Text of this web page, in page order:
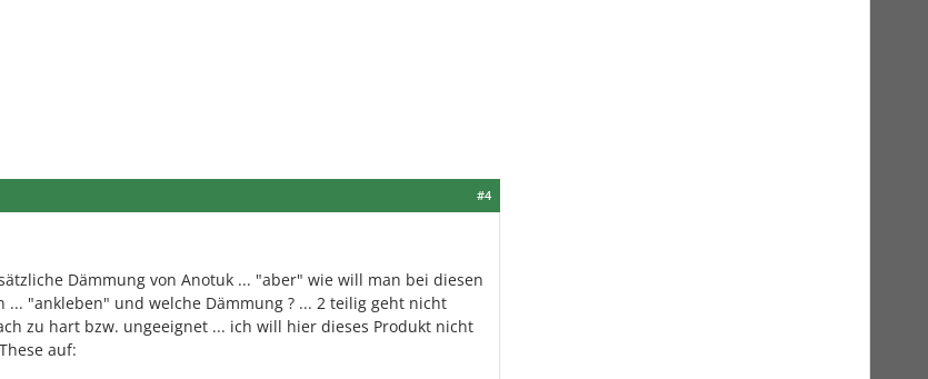
#4
Dämmung von Anotuk ... "aber" wie will man bei diesen
"ankleben" und welche Dämmung ? ... 2 teilig geht nicht
zu hart bzw. ungeeignet ... ich will hier dieses Produkt nicht
auf: